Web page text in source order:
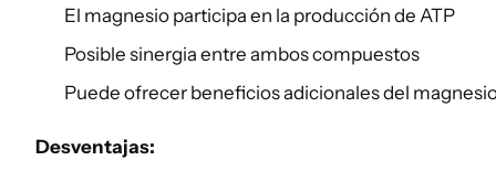
El magnesio participa en la producción de ATP
Posible sinergia entre ambos compuestos
Puede ofrecer beneficios adicionales del
Desventajas: